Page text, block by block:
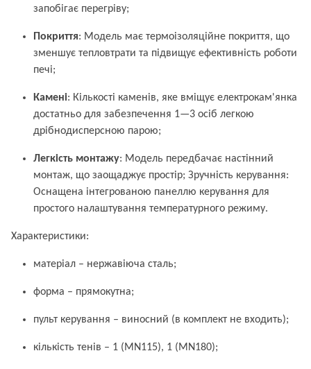
запобігає перегріву;
Покриття: Модель має термоізоляційне покриття, що
зменшує тепловтрати та підвищує ефективність роботи
печі;
Камені: Кількості каменів, яке вміщує електрокам'янка
достатньо для забезпечення 1—3 осіб легкою
дрібнодисперсною парою;
Легкість монтажу: Модель передбачає настінний
монтаж, що заощаджує простір; Зручність керування:
Оснащена інтегрованою панеллю керування для
простого налаштування температурного режиму.
Характеристики:
матеріал – нержавіюча сталь;
форма – прямокутна;
пульт керування – виносний (в комплект не входить);
кількість тенів – 1 (MN115), 1 (MN180);